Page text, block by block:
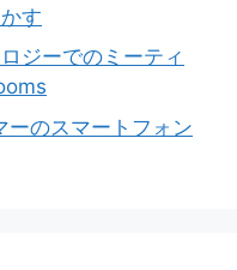
す
ジーでのミーティ
ーのスマートフォン